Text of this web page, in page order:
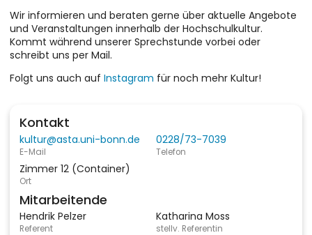
Wir informieren und beraten gerne über aktuelle Angebote
und Veranstaltungen innerhalb der Hochschulkultur.
Kommt während unserer Sprechstunde vorbei oder
schreibt uns per Mail.
Folgt uns auch auf Instagram für noch mehr Kultur!
Kontakt
kultur@asta.uni-bonn.de
E-Mail
0228/73-7039
Telefon
Zimmer 12 (Container)
Ort
Mitarbeitende
Hendrik Pelzer
Referent
Katharina Moss
stellv. Referentin